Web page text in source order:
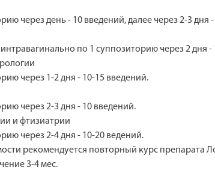
через день - 10 введений, далее через 2-3
по 1 суппозиторию через 2
через 1-2 дня - 10-15 введений.
через 2-3 дня - 10 введений.
и фтизиатрии
через 2-4 дня - 10-20 ведений.
рекомендуется повторный курс препарата
3-4 мес.